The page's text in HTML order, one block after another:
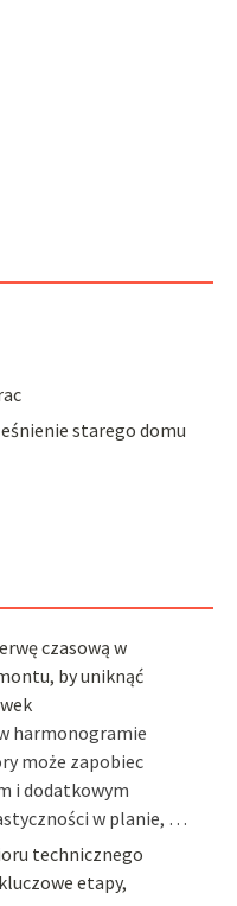
starego domu
czasową w
by uniknąć
harmonogramie
może zapobiec
i dodatkowym
w planie, …
technicznego
etapy,